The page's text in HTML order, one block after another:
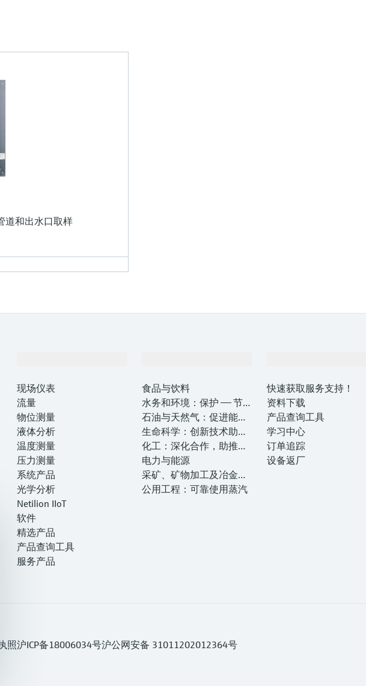
道和出水口取样
现场仪表
流量
物位测量
液体分析
温度测量
压力测量
系统产品
光学分析
Netilion IIoT
软件
精选产品
产品查询工具
服务产品
食品与饮料
水务和环境：保护 —— 节约
—— 提高
石油与天然气：促进能源
转型，实现净零目标
生命科学：创新技术助推
卓越运营
化工：深化合作，助推可
持续成功
电力与能源
采矿、矿物加工及冶金：
打造可持续的未来
公用工程：可靠使用蒸汽
快速获取服务支持！
资料下载
产品查询工具
学习中心
订单追踪
设备返厂
照沪ICP备18006034号沪公网安备 31011202012364号